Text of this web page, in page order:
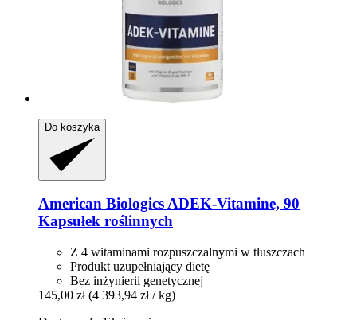
Do koszyka
American BiologicsADEK-​Vitamine, 90
Kapsułek roślinnych
Z 4 witaminami rozpuszczalnymi w tłuszczach
Produkt uzupełniający dietę
Bez inżynierii genetycznej
145,00 zł (4 393,94 zł / kg)